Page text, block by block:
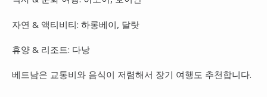
자연 & 액티비티: 하롱베이, 달랏
휴양 & 리조트: 다낭
베트남은 교통비와 음식이 저렴해서 장기 여행도 추천합니다.